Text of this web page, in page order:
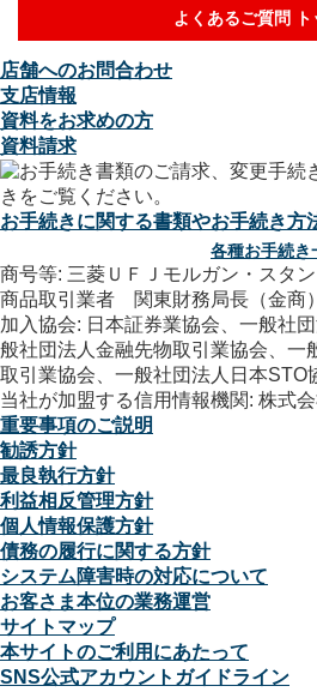
よくあるご質問 ト
店舗へのお問合わせ
支店情報
資料をお求めの方
資料請求
お手続きに関する書類やお手続き方
各種お手続き
商号等: 三菱ＵＦＪモルガン・スタ
商品取引業者 関東財務局長（金商
加入協会: 日本証券業協会、一般社
般社団法人金融先物取引業協会、一
取引業協会、一般社団法人日本STO
当社が加盟する信用情報機関: 株式
重要事項のご説明
勧誘方針
最良執行方針
利益相反管理方針
個人情報保護方針
債務の履行に関する方針
システム障害時の対応について
お客さま本位の業務運営
サイトマップ
本サイトのご利用にあたって
SNS公式アカウントガイドライン